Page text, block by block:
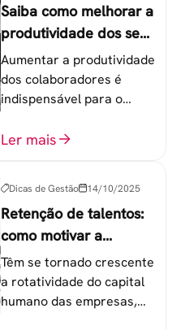
Saiba como melhorar a
produtividade dos seus
colaboradores
Aumentar a produtividade
dos colaboradores é
indispensável para o
equipe de trabalho. 6
Ler mais
Dicas de Gestão 14/10/2025
Retenção de talentos:
como motivar a
geração Y nas
empresas?
Têm se tornado crescente
a rotatividade do capital
humano das empresas,